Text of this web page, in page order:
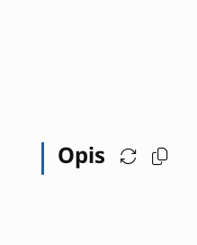
Opis